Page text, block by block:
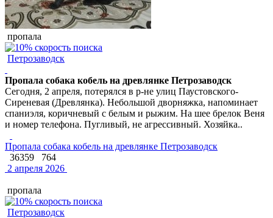
пропала
Петрозаводск
Пропала собака кобель на древлянке Петрозаводск
Сегодня, 2 апреля, потерялся в р-не улиц Паустовского-
Сиреневая (Древлянка). Небольшой дворняжка, напоминает
спаниэля, коричневый с белым и рыжим. На шее брелок Веня
и номер телефона. Пугливый, не агрессивный. Хозяйка..
Пропала собака кобель на древлянке Петрозаводск
36359
764
2 апреля 2026
пропала
Петрозаводск